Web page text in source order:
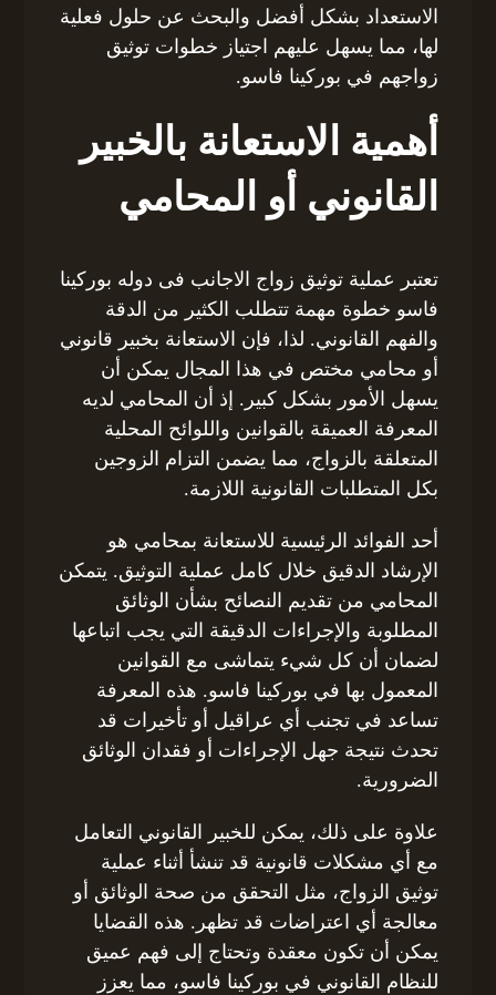
الاستعداد بشكل أفضل والبحث عن حلول فعلية
لها، مما يسهل عليهم اجتياز خطوات توثيق
زواجهم في بوركينا فاسو.
أهمية الاستعانة بالخبير
القانوني أو المحامي
تعتبر عملية توثيق زواج الاجانب فى دوله بوركينا
فاسو خطوة مهمة تتطلب الكثير من الدقة
والفهم القانوني. لذا، فإن الاستعانة بخبير قانوني
أو محامي مختص في هذا المجال يمكن أن
يسهل الأمور بشكل كبير. إذ أن المحامي لديه
المعرفة العميقة بالقوانين واللوائح المحلية
المتعلقة بالزواج، مما يضمن التزام الزوجين
بكل المتطلبات القانونية اللازمة.
أحد الفوائد الرئيسية للاستعانة بمحامي هو
الإرشاد الدقيق خلال كامل عملية التوثيق. يتمكن
المحامي من تقديم النصائح بشأن الوثائق
المطلوبة والإجراءات الدقيقة التي يجب اتباعها
لضمان أن كل شيء يتماشى مع القوانين
المعمول بها في بوركينا فاسو. هذه المعرفة
تساعد في تجنب أي عراقيل أو تأخيرات قد
تحدث نتيجة جهل الإجراءات أو فقدان الوثائق
الضرورية.
علاوة على ذلك، يمكن للخبير القانوني التعامل
مع أي مشكلات قانونية قد تنشأ أثناء عملية
توثيق الزواج، مثل التحقق من صحة الوثائق أو
معالجة أي اعتراضات قد تظهر. هذه القضايا
يمكن أن تكون معقدة وتحتاج إلى فهم عميق
للنظام القانوني في بوركينا فاسو، مما يعزز